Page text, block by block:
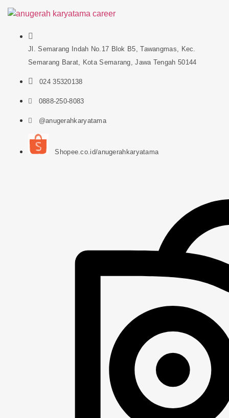
Jl. Semarang Indah No.17 Blok B5, Tawangmas, Kec.
Semarang Barat, Kota Semarang, Jawa Tengah 50144
024 35320138
0888-250-8083
@anugerahkaryatama
Shopee.co.id/anugerahkaryatama